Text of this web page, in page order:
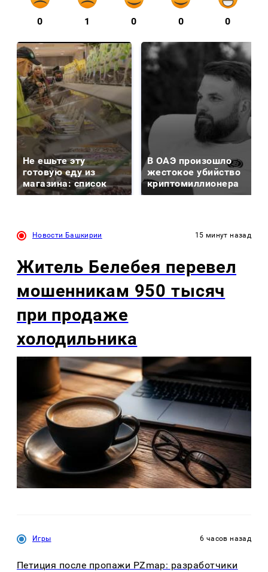
0 1 0 0 0
Не ешьте эту
готовую еду из
магазина: список
В ОАЭ произошло
жестокое убийство
криптомиллионера
Новости Башкирии 15 минут назад
Житель Белебея перевел
мошенникам 950 тысяч
при продаже
холодильника
Игры 6 часов назад
Петиция после пропажи PZmap: разработчики